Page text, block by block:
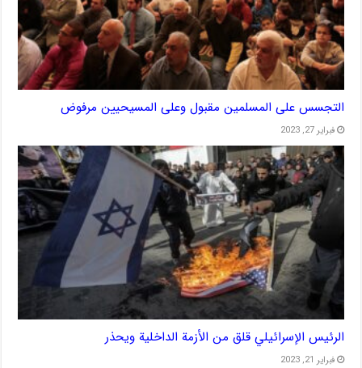
التجسس على المسلمين مقبول وعلى المسيحيين مرفوض
فبراير 27, 2023
الرئيس الإسرائيلي قلق من الأزمة الداخلية ويحذر
فبراير 21, 2023